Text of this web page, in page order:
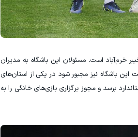
خرم‌آباد است. مسئولان این باشگاه به مدیران
این باشگاه نیز مجبور شود در یکی از استان‌های
برسد و مجوز برگزاری بازی‌های خانگی را به